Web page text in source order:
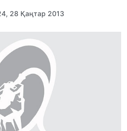
28 Қаңтар 2013